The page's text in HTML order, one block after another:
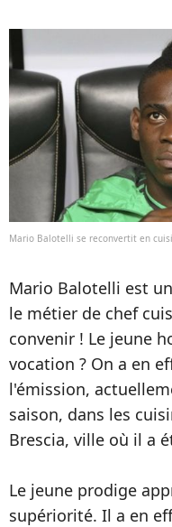
Mario Balotelli se reconvertit en
Mario Balotelli est
le métier de chef
convenir ! Le jeune
vocation ? On a en
l'émission,
saison, dans les
Brescia, ville où il a
Le jeune prodige
supériorité. Il a en